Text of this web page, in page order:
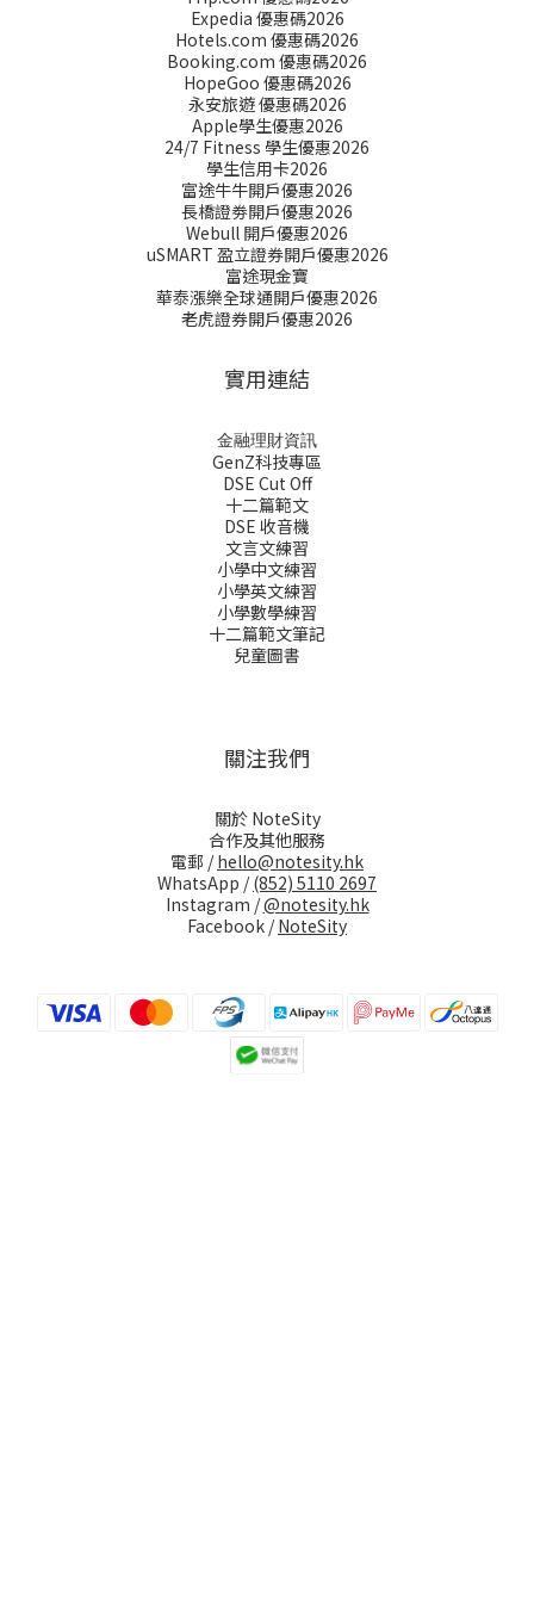
Expedia 優惠碼2026
Hotels.com 優惠碼2026
Booking.com 優惠碼2026
HopeGoo 優惠碼2026
永安旅遊 優惠碼2026
Apple學生優惠2026
24/7 Fitness 學生優惠2026
學生信用卡2026
富途牛牛開戶優惠2026
長橋證劵開戶優惠2026
Webull 開戶優惠2026
uSMART 盈立證券開戶優惠2026
富途現金寶
華泰漲樂全球通開戶優惠2026
老虎證券開戶優惠2026
實用連結
金融理財資訊
GenZ科技專區
DSE Cut Off
十二篇範文
DSE 收音機
文言文練習
小學中文練習
小學英文練習
小學數學練習
十二篇範文筆記
兒童圖書
關注我們
關於 NoteSity
合作及其他服務
電郵 /hello@notesity.hk
WhatsApp /(852) 5110 2697
Instagram /@notesity.hk
Facebook /NoteSity